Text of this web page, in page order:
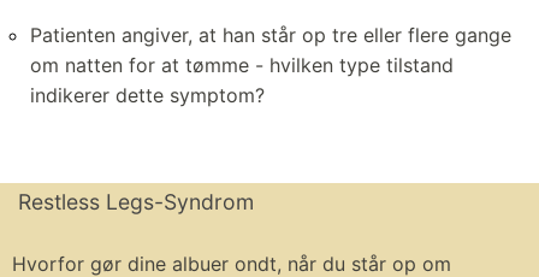
Patienten angiver, at han står op tre eller flere gange
om natten for at tømme - hvilken type tilstand
indikerer dette symptom?
Restless Legs-Syndrom
Hvorfor gør dine albuer ondt, når du står op om